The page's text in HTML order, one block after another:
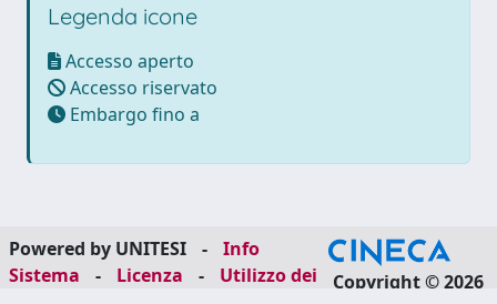
Legenda icone
Accesso aperto
Accesso riservato
Embargo fino a
Powered by UNITESI -
Info
Sistema
- Licenza -
Utilizzo dei
Copyright © 2026